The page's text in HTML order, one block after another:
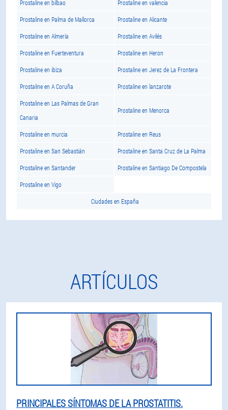
Prostaline en bilbao Prostaline en valencia
Prostaline en Palma de Mallorca Prostaline en Alicante
Prostaline en Almería Prostaline en Avilés
Prostaline en Fuerteventura Prostaline en Heron
Prostaline en ibiza Prostaline en Jerez de La Frontera
Prostaline en A Coruña Prostaline en lanzarote
Prostaline en Las Palmas de Gran
Canaria
Prostaline en Menorca
Prostaline en murcia Prostaline en Reus
Prostaline en San Sebastián Prostaline en Santa Cruz de La Palma
Prostaline en Santander Prostaline en Santiago De Compostela
Prostaline en Vigo
Ciudades en España
ARTÍCULOS
PRINCIPALES SÍNTOMAS DE LA PROSTATITIS.